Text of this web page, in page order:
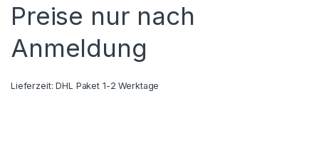
Preise nur nach
Anmeldung
Lieferzeit:DHL Paket 1-2 Werktage